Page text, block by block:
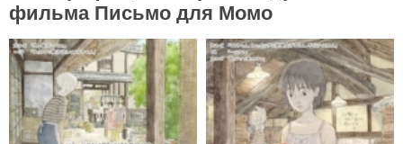
фильма Письмо для Момо